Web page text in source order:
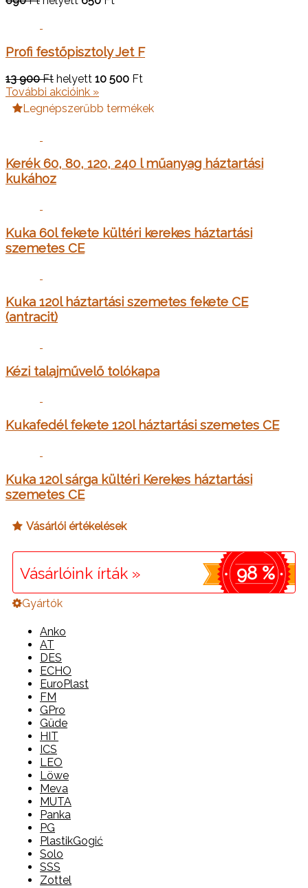
Profi festőpisztoly Jet F
13 900 Ft helyett 10 500 Ft
További akcióink »
Legnépszerűbb termékek
Kerék 60, 80, 120, 240 l műanyag háztartási
kukához
Kuka 60l fekete kültéri kerekes háztartási
szemetes CE
Kuka 120l háztartási szemetes fekete CE
(antracit)
Kézi talajművelő tolókapa
Kukafedél fekete 120l háztartási szemetes CE
Kuka 120l sárga kültéri Kerekes háztartási
szemetes CE
Vásárlói értékelések
Vásárlóink írták » 98 %
Gyártók
Anko
AT
DES
ECHO
EuroPlast
FM
GPro
Güde
HIT
ICS
LEO
Löwe
Meva
MUTA
Panka
PG
PlastikGogić
Solo
SSS
Zottel